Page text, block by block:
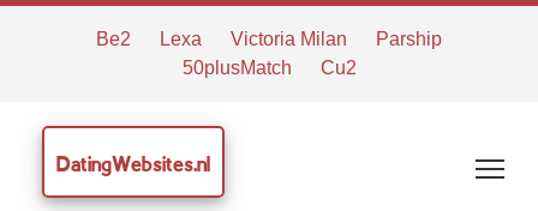
Be2 Lexa Victoria Milan
Parship
50plusMatch
Cu2
DatingWebsites.nl